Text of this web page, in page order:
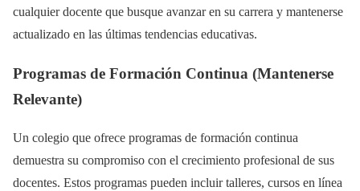
cualquier docente que busque avanzar en su carrera y mantenerse
actualizado en las últimas tendencias educativas.
Programas de Formación Continua (Mantenerse
Relevante)
Un colegio que ofrece programas de formación continua
demuestra su compromiso con el crecimiento profesional de sus
docentes. Estos programas pueden incluir talleres, cursos en línea